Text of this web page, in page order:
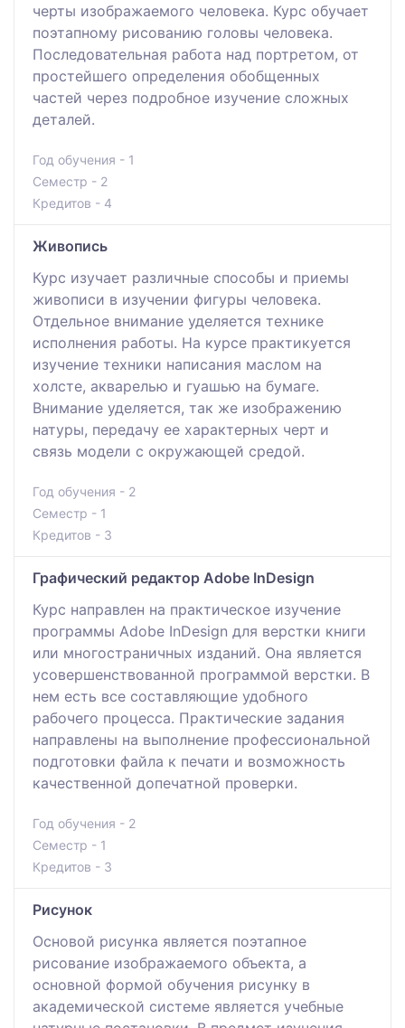
черты изображаемого человека. Курс обучает
поэтапному рисованию головы человека.
Последовательная работа над портретом, от
простейшего определения обобщенных
частей через подробное изучение сложных
деталей.
Год обучения - 1
Семестр - 2
Кредитов - 4
Живопись
Курс изучает различные способы и приемы
живописи в изучении фигуры человека.
Отдельное внимание уделяется технике
исполнения работы. На курсе практикуется
изучение техники написания маслом на
холсте, акварелью и гуашью на бумаге.
Внимание уделяется, так же изображению
натуры, передачу ее характерных черт и
связь модели с окружающей средой.
Год обучения - 2
Семестр - 1
Кредитов - 3
Графический редактор Adobe InDesign
Курс направлен на практическое изучение
программы Adobe InDesign для верстки книги
или многостраничных изданий. Она является
усовершенствованной программой верстки. В
нем есть все составляющие удобного
рабочего процесса. Практические задания
направлены на выполнение профессиональной
подготовки файла к печати и возможность
качественной допечатной проверки.
Год обучения - 2
Семестр - 1
Кредитов - 3
Pисунок
Основой рисунка является поэтапное
рисование изображаемого объекта, а
основной формой обучения рисунку в
академической системе является учебные